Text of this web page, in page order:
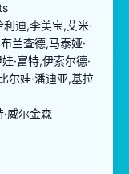
利迪,李美宝,艾米·
兰查德,马泰娅·
·富特,伊索尔德·
尔娃·潘迪亚,基拉
·威尔金森